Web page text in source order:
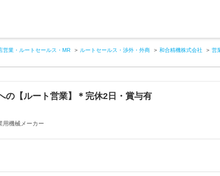
営業・ルートセールス・MR ルートセールス・渉外・外商 和合精機株式会社
営
の【ルート営業】＊完休2日・賞与有
用機械メーカー